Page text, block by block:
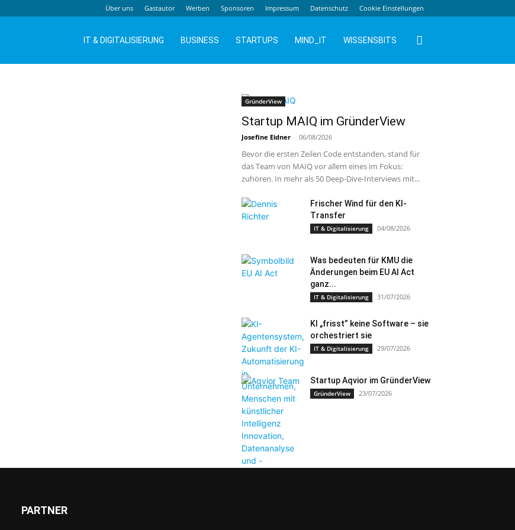
Über uns Gastautor Werben Sponsoren Impressum Datenschutz Cookie Einstellungen
IT & DIGITALISIERUNG BUSINESS STARTUPS MIND_IT WISSENSBITS
GründerView
Startup MAIQ im GründerView
Josefine Eidner - 06/08/2026
Bevor die ersten Zeilen Code entstanden, stand für
das Team von MAIQ vor allem eines im Fokus:
zuhören. In mehr als 50 Deep-Dive-Interviews mit...
Frischer Wind für den KI-
Transfer
IT & Digitalisierung 04/08/2026
Was bedeuten für KMU die
Änderungen beim EU AI Act
ganz...
IT & Digitalisierung 31/07/2026
KI „frisst” keine Software – sie
orchestriert sie
IT & Digitalisierung 29/07/2026
Startup Aqvior im GründerView
GründerView 23/07/2026
PARTNER